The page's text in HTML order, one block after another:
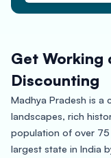
Get Working
Discounting
Madhya Pradesh is a
landscapes, rich
population of over 75
largest state in India